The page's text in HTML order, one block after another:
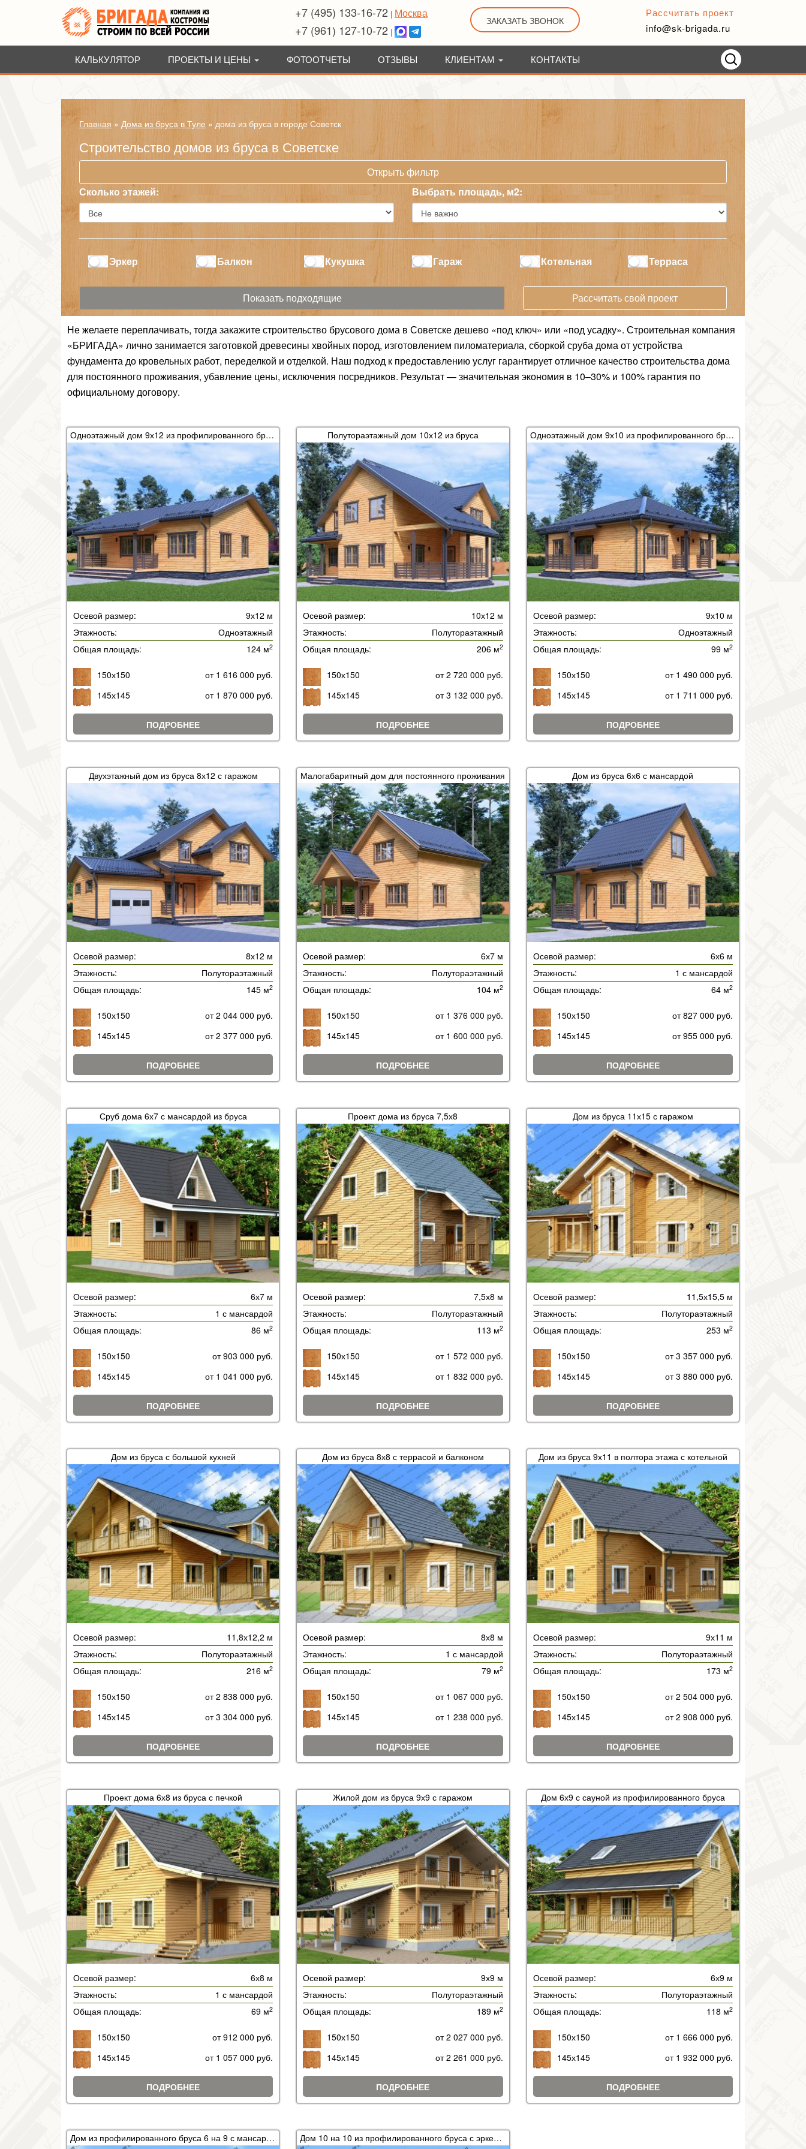
+7 (495) 133-16-72 | Москва
+7 (961) 127-10-72 |
ЗАКАЗАТЬ ЗВОНОК
Рассчитать проект
info@sk-brigada.ru
КАЛЬКУЛЯТОР ПРОЕКТЫ И ЦЕНЫ ФОТООТЧЕТЫ ОТЗЫВЫ КЛИЕНТАМ КОНТАКТЫ
Главная » Дома из бруса в Туле » дома из бруса в городе Советск
Строительство домов из бруса в Советске
Открыть фильтр
Сколько этажей:
Выбрать площадь, м2:
Эркер Балкон Кукушка Гараж Котельная Терраса
Рассчитать свой проект
Не желаете переплачивать, тогда закажите строительство брусового дома в Советске дешево «под ключ» или «под усадку». Строительная компания
«БРИГАДА» лично занимается заготовкой древесины хвойных пород, изготовлением пиломатериала, сборкой сруба дома от устройства
фундамента до кровельных работ, переделкой и отделкой. Наш подход к предоставлению услуг гарантирует отличное качество строительства дома
для постоянного проживания, убавление цены, исключения посредников. Результат — значительная экономия в 10–30% и 100% гарантия по
официальному договору.
Одноэтажный дом 9х12 из профилированного бруса
Осевой размер:
9х12 м
Этажность:
Одноэтажный
Общая площадь:
124 м2
150х150
от 1 616 000 руб.
145х145
от 1 870 000 руб.
ПОДРОБНЕЕ
Полутораэтажный дом 10х12 из бруса
Осевой размер:
10х12 м
Этажность:
Полутораэтажный
Общая площадь:
206 м2
150х150
от 2 720 000 руб.
145х145
от 3 132 000 руб.
ПОДРОБНЕЕ
Одноэтажный дом 9х10 из профилированного бруса
Осевой размер:
9х10 м
Этажность:
Одноэтажный
Общая площадь:
99 м2
150х150
от 1 490 000 руб.
145х145
от 1 711 000 руб.
ПОДРОБНЕЕ
Двухэтажный дом из бруса 8х12 с гаражом
Осевой размер:
8х12 м
Этажность:
Полутораэтажный
Общая площадь:
145 м2
150х150
от 2 044 000 руб.
145х145
от 2 377 000 руб.
ПОДРОБНЕЕ
Малогабаритный дом для постоянного проживания
Осевой размер:
6х7 м
Этажность:
Полутораэтажный
Общая площадь:
104 м2
150х150
от 1 376 000 руб.
145х145
от 1 600 000 руб.
ПОДРОБНЕЕ
Дом из бруса 6х6 с мансардой
Осевой размер:
6х6 м
Этажность:
1 с мансардой
Общая площадь:
64 м2
150х150
от 827 000 руб.
145х145
от 955 000 руб.
ПОДРОБНЕЕ
Сруб дома 6х7 с мансардой из бруса
Осевой размер:
6х7 м
Этажность:
1 с мансардой
Общая площадь:
86 м2
150х150
от 903 000 руб.
145х145
от 1 041 000 руб.
ПОДРОБНЕЕ
Проект дома из бруса 7,5х8
Осевой размер:
7,5х8 м
Этажность:
Полутораэтажный
Общая площадь:
113 м2
150х150
от 1 572 000 руб.
145х145
от 1 832 000 руб.
ПОДРОБНЕЕ
Дом из бруса 11х15 с гаражом
Осевой размер:
11,5х15,5 м
Этажность:
Полутораэтажный
Общая площадь:
253 м2
150х150
от 3 357 000 руб.
145х145
от 3 880 000 руб.
ПОДРОБНЕЕ
Дом из бруса с большой кухней
Осевой размер:
11,8х12,2 м
Этажность:
Полутораэтажный
Общая площадь:
216 м2
150х150
от 2 838 000 руб.
145х145
от 3 304 000 руб.
ПОДРОБНЕЕ
Дом из бруса 8х8 с террасой и балконом
Осевой размер:
8х8 м
Этажность:
1 с мансардой
Общая площадь:
79 м2
150х150
от 1 067 000 руб.
145х145
от 1 238 000 руб.
ПОДРОБНЕЕ
Дом из бруса 9х11 в полтора этажа с котельной
Осевой размер:
9х11 м
Этажность:
Полутораэтажный
Общая площадь:
173 м2
150х150
от 2 504 000 руб.
145х145
от 2 908 000 руб.
ПОДРОБНЕЕ
Проект дома 6х8 из бруса с печкой
Осевой размер:
6х8 м
Этажность:
1 с мансардой
Общая площадь:
69 м2
150х150
от 912 000 руб.
145х145
от 1 057 000 руб.
ПОДРОБНЕЕ
Жилой дом из бруса 9х9 с гаражом
Осевой размер:
9х9 м
Этажность:
Полутораэтажный
Общая площадь:
189 м2
150х150
от 2 027 000 руб.
145х145
от 2 261 000 руб.
ПОДРОБНЕЕ
Дом 6х9 с сауной из профилированного бруса
Осевой размер:
6х9 м
Этажность:
Полутораэтажный
Общая площадь:
118 м2
150х150
от 1 666 000 руб.
145х145
от 1 932 000 руб.
ПОДРОБНЕЕ
Дом из профилированного бруса 6 на 9 с мансардой Дом 10 на 10 из профилированного бруса с эркером